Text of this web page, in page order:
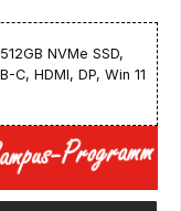
NVMe SSD,
C, HDMI, DP, Win 11